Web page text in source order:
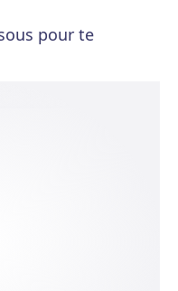
pour te